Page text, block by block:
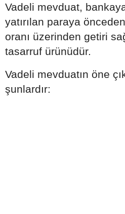
Vadeli mevduat,
yatırılan paraya
oranı üzerinden getiri
tasarruf ürünüdür.
Vadeli mevduatın öne
şunlardır: